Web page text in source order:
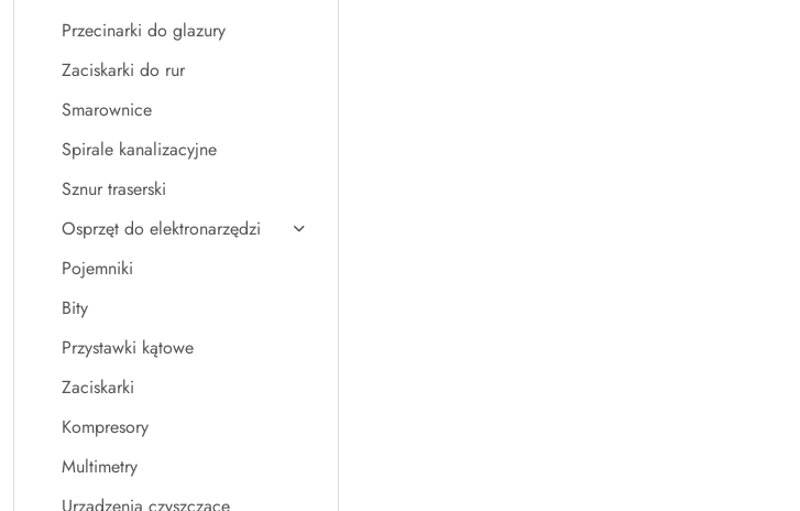
Przecinarki do glazury
Zaciskarki do rur
Smarownice
Spirale kanalizacyjne
Sznur traserski
Osprzęt do elektronarzędzi
Pojemniki
Bity
Przystawki kątowe
Zaciskarki
Kompresory
Multimetry